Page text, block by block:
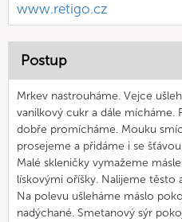
www.retigo.cz
Postup
Mrkev nastrouháme. Vejce
vanilkový cukr a dále mícháme.
dobře promícháme. Mouku
prosejeme a přidáme i se
Malé skleničky vymažeme
lískovými oříšky. Nalijeme těsto
Na polevu ušleháme máslo
nadýchané. Smetanový sýr